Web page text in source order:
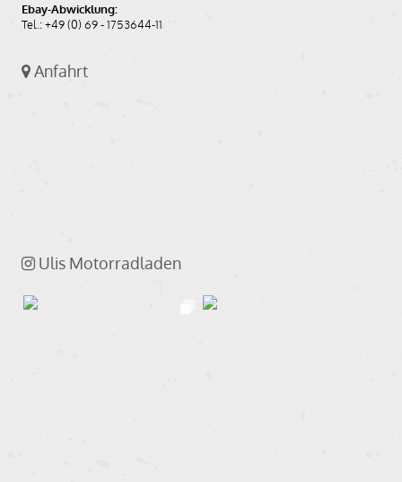
Ebay-Abwicklung:
Tel.: +49 (0) 69 - 1753644-11
Anfahrt
Ulis Motorradladen